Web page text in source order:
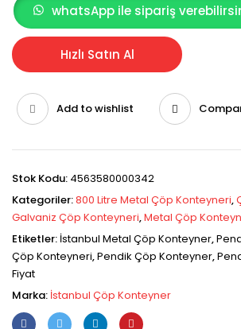
Metal
Çöp
Konteyneri
adet
whatsApp ile sipariş
Hızlı Satın Al
Add to wishlist
Stok Kodu: 4563580000342
Kategoriler:800 Litre Metal Çöp Konteyneri,
Galvaniz Çöp Konteyneri,Metal Çöp
Etiketler: İstanbul Metal Çöp Konteyner,
Çöp Konteyneri,Pendik Çöp Konteyner,
Fiyat
Marka: İstanbul Çöp Konteyner